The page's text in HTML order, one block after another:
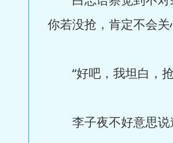
你若没抢，肯定不会关
“好吧，我坦白，抢
李子夜不好意思说